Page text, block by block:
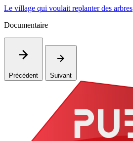
Le village qui voulait replanter des arbres
Documentaire
Précédent Suivant